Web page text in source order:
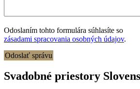
Odoslaním tohto formulára súhlasíte so
zásadami spracovania osobných údajov.
Odoslať správu
Svadobné priestory